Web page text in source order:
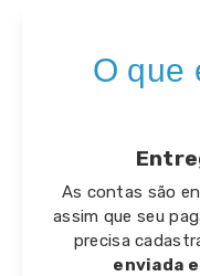
O que
As contas são
assim que seu
precisa
enviada